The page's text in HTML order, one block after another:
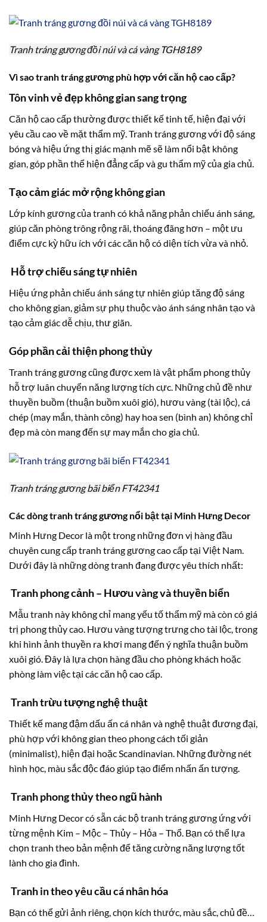
Tranh tráng gương đồi núi và cá vàng TGH8189
Vì sao tranh tráng gương phù hợp với căn hộ cao cấp?
Tôn vinh vẻ đẹp không gian sang trọng
Căn hộ cao cấp thường được thiết kế tinh tế, hiện đại với
yêu cầu cao về mặt thẩm mỹ. Tranh tráng gương với độ sáng
bóng và hiệu ứng thị giác mạnh mẽ sẽ làm nổi bật không
gian, góp phần thể hiện đẳng cấp và gu thẩm mỹ của gia chủ.
Tạo cảm giác mở rộng không gian
Lớp kính gương của tranh có khả năng phản chiếu ánh sáng,
giúp căn phòng trông rộng rãi, thoáng đãng hơn – một ưu
điểm cực kỳ hữu ích với các căn hộ có diện tích vừa và nhỏ.
Hỗ trợ chiếu sáng tự nhiên
Hiệu ứng phản chiếu ánh sáng tự nhiên giúp tăng độ sáng
cho không gian, giảm sự phụ thuộc vào ánh sáng nhân tạo và
tạo cảm giác dễ chịu, thư giãn.
Góp phần cải thiện phong thủy
Tranh tráng gương cũng được xem là vật phẩm phong thủy
hỗ trợ luân chuyển năng lượng tích cực. Những chủ đề như
thuyền buồm (thuận buồm xuôi gió), hươu vàng (tài lộc), cá
chép (may mắn, thành công) hay hoa sen (bình an) không chỉ
đẹp mà còn mang đến sự may mắn cho gia chủ.
Tranh tráng gương bãi biển FT42341
Các dòng tranh tráng gương nổi bật tại Minh Hưng Decor
Minh Hưng Decor là một trong những đơn vị hàng đầu
chuyên cung cấp tranh tráng gương cao cấp tại Việt Nam.
Dưới đây là những dòng tranh đang được yêu thích nhất:
Tranh phong cảnh – Hươu vàng và thuyền biển
Mẫu tranh này không chỉ mang yếu tố thẩm mỹ mà còn có giá
trị phong thủy cao. Hươu vàng tượng trưng cho tài lộc, trong
khi hình ảnh thuyền ra khơi mang đến ý nghĩa thuận buồm
xuôi gió. Đây là lựa chọn hàng đầu cho phòng khách hoặc
phòng làm việc tại các căn hộ cao cấp.
Tranh trừu tượng nghệ thuật
Thiết kế mang đậm dấu ấn cá nhân và nghệ thuật đương đại,
phù hợp với không gian theo phong cách tối giản
(minimalist), hiện đại hoặc Scandinavian. Những đường nét
hình học, màu sắc độc đáo giúp tạo điểm nhấn ấn tượng.
Tranh phong thủy theo ngũ hành
Minh Hưng Decor có sẵn các bộ tranh tráng gương ứng với
từng mệnh Kim – Mộc – Thủy – Hỏa – Thổ. Bạn có thể lựa
chọn tranh theo bản mệnh để tăng cường năng lượng tốt
lành cho gia đình.
Tranh in theo yêu cầu cá nhân hóa
Bạn có thể gửi ảnh riêng, chọn kích thước, màu sắc, chủ đề…